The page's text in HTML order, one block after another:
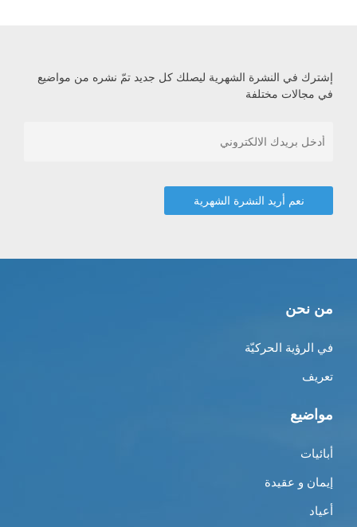
إشترك في النشرة الشهرية ليصلك كل جديد تمّ نشره من مواضيع
في مجالات مختلفة
من نحن
في الرؤية الحركيّة
تعريف
مواضيع
أبائيات
إيمان و عقيدة
أعياد